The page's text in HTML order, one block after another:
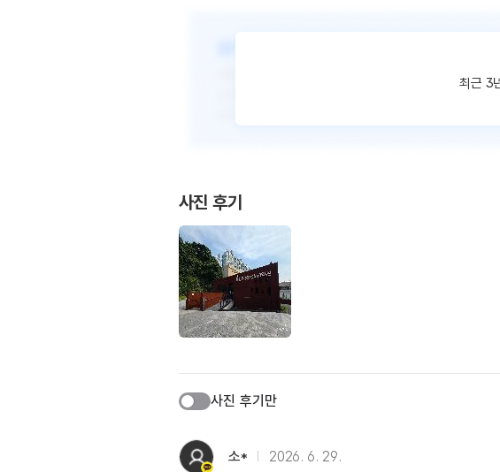
최근 3
사진 후기
사진 후기만
소* 2026. 6. 29.